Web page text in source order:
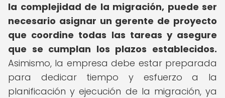
la complejidad de la migración, puede ser
necesario asignar un gerente de proyecto
que coordine todas las tareas y asegure
que se cumplan los plazos establecidos.
Asimismo, la empresa debe estar preparada
para dedicar tiempo y esfuerzo a la
planificación y ejecución de la migración, ya